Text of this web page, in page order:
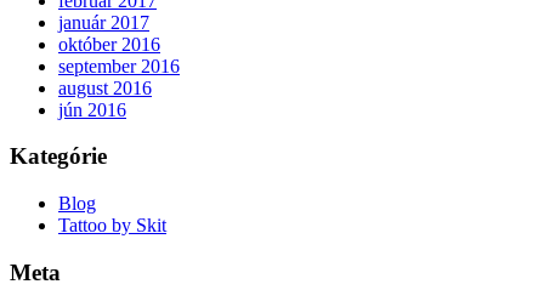
január 2017
október 2016
september 2016
august 2016
jún 2016
Kategórie
Blog
Tattoo by Skit
Meta